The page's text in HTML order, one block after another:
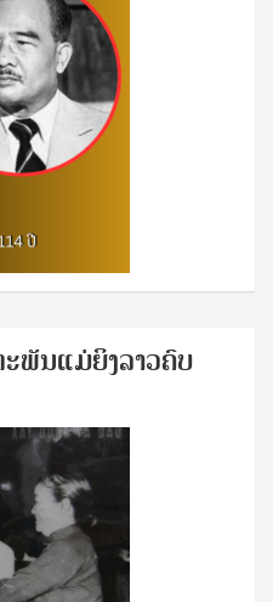
ະ​ພັນ​ແມ່​ຍິງ​​ລາວຄົບ​